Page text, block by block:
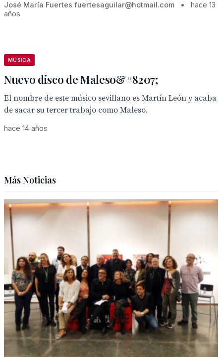
José María Fuertes fuertesaguilar@hotmail.com •
hace 13
años
MÚSICA
Nuevo disco de Maleso&#8207;
El nombre de este músico sevillano es Martín León y acaba
de sacar su tercer trabajo como Maleso.
hace 14 años
Más Noticias